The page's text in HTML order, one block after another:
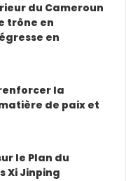
du Cameroun
trône en
en
la
de paix et
le Plan du
Xi Jinping